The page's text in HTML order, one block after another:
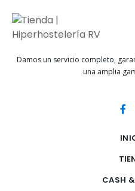
Damos un servicio completo,
una amplia
CASH